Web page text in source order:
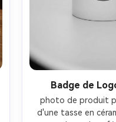
Badge de
photo de produit
d'une tasse en